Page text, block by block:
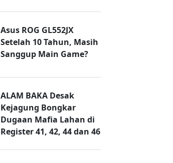
Asus ROG GL552JX
Setelah 10 Tahun, Masih
Sanggup Main Game?
ALAM BAKA Desak
Kejagung Bongkar
Dugaan Mafia Lahan di
Register 41, 42, 44 dan 46